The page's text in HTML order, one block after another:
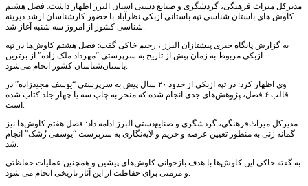
مدیرکل میراث فرهنگی، گردشگری و صنایع دستی استان البرز اظهار داشت: فصل هشتم
کاوش های باستان شناسی تپه باستانی ازبکی نظرآباد با حضور کارشناسان ارشد دیرینه
شناسی کشور از امروز سه شنبه آغاز شد.
به گزارش پایگاه خبری پیشتازان البرز ، رحیم خاکی گفت: فصل هشتم کاوش‌ها در تپه
ازبکی مربوط به زمان پیش از تاریخ به سرپرستی “مهرداد ملک زاده” از برترین
باستان‌شناسان کشور انجام می‌شود.
وی اظهار کرد: در تپه ازبکی از حدود ۲۰ سال پیش به سرپرستی “یوسف مجیدزاده” در
قالب ۶ فصل، پژوهش‌های جدی انجام شده که منجر به چاپ سه یا چهار جلد کتاب شده
است.
مدیرکل میراث‌فرهنگی، گردشگری و صنایع‌دستی البرز ادامه داد: فصل هفتم کاوش‌ها نیز
گمانه زنی به منظور تعیین عرصه و حریم و لایه‌نگاری به سرپرست “یوسفی زُشک” انجام
شد.
به گفته خاکی این کاوش‌ها با هدف بازخوانی کاوش‌های پیشین و همچنین عملیات حفاظتی
و مرمتی برای حفاظت از این آثار تاریخی انجام می شود.